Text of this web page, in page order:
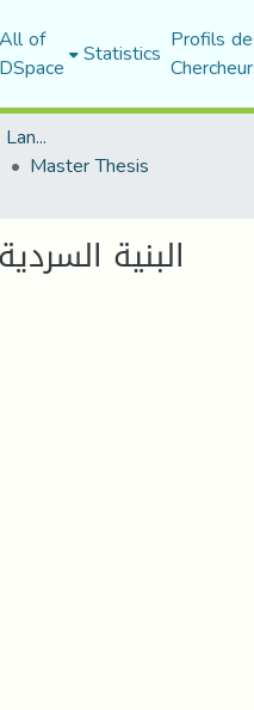
All of
DSpace Statistics Profils
Faculty of Letters and Languages
Master Thesis
البنية